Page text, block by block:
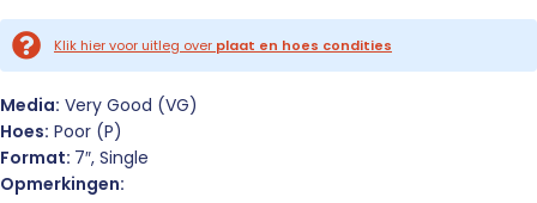
Klik hier voor uitleg over plaat en hoes condities
Media: Very Good (VG)
Hoes: Poor (P)
Format: 7″, Single
Opmerkingen: